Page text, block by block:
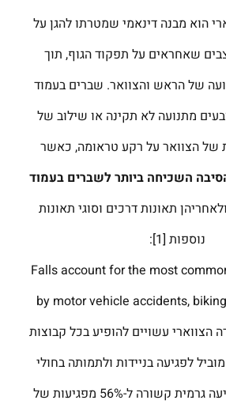
הוא מבנה דינאמי שמטרתו להגן על
שאחראים על תפקוד הגוף, תוך
של הראש והצוואר. שברים בעמוד
מתנועה לא תקינה או שילוב של
של הצוואר על רקע טראומה, כאשר
השכיחה ביותר לשברים בעמוד
ולאחריהן תאונות דרכים וסוגי תאונות
נוספות [1]:
"Falls account for the most
by motor vehicle accidents,
הצווארי עשויים להופיע בכל קבוצות
לפגיעה בניידות ולתמותה בחולי
טראומה, כאשר פגיעה גרמית קשורה ל-56% מפגיעות של